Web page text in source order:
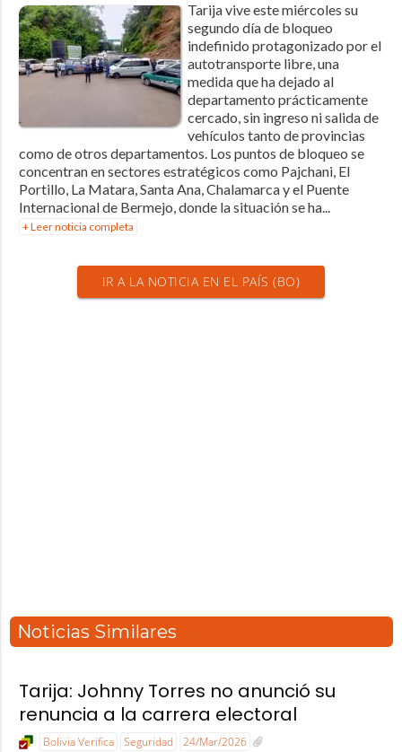
Tarija vive este miércoles su
segundo día de bloqueo
indefinido protagonizado por el
autotransporte libre, una
medida que ha dejado al
departamento prácticamente
cercado, sin ingreso ni salida de
vehículos tanto de provincias
como de otros departamentos. Los puntos de bloqueo se
concentran en sectores estratégicos como Pajchani, El
Portillo, La Matara, Santa Ana, Chalamarca y el Puente
Internacional de Bermejo, donde la situación se ha...
+ Leer noticia completa
IR A LA NOTICIA EN EL PAÍS (BO)
Noticias Similares
Tarija: Johnny Torres no anunció su
renuncia a la carrera electoral
Bolivia Verifica Seguridad 24/Mar/2026